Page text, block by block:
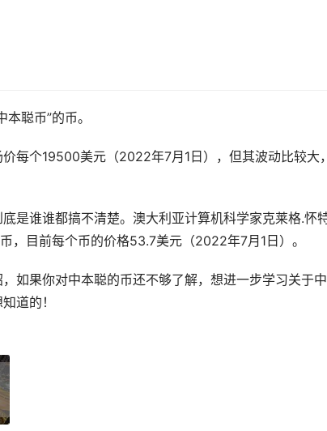
聪币”的币。
个19500美元（2022年7月1日），但其波动比较大，
是谁谁都搞不清楚。澳大利亚计算机科学家克莱格.怀
，目前每个币的价格53.7美元（2022年7月1日）。
如果你对中本聪的币还不够了解，想进一步学习关于
道的！